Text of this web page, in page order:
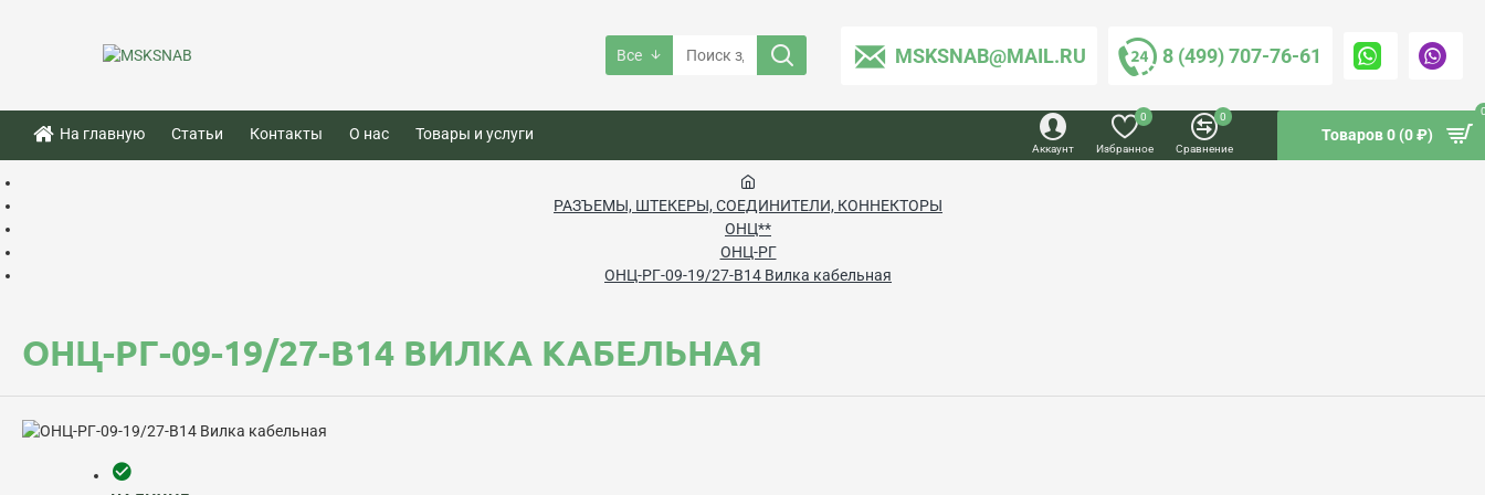
Все MSKSNAB@MAIL.RU 8 (499) 707-76-61
На главную Статьи Контакты О нас Товары и услуги
Аккаунт Избранное
0
Сравнение
0
Товаров 0 (0 ₽)
РАЗЪЕМЫ, ШТЕКЕРЫ, СОЕДИНИТЕЛИ, КОННЕКТОРЫ
ОНЦ**
ОНЦ-РГ
ОНЦ-РГ-09-19/27-В14 Вилка кабельная
ОНЦ-РГ-09-19/27-В14 ВИЛКА КАБЕЛЬНАЯ